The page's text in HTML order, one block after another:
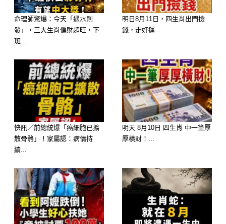
選擇 B：鮮蝦粉絲煲 ——【財運：偏
財極旺，驚喜不斷】
性格： 你靈活聰明，反應快，喜歡新
奇事物。粉絲吸滿了精華，代表你擅長
整合資源。
命理師驚爆：今天「遇水則
發」，三大生肖偏財超旺，下
班...
明日8月11日，四生肖出門撿
錢，走好運...
快訊／前總統爆「癌細胞已擴
散骨骼」！家屬認：病情持
續...
明天 8月10日 四生肖 中一筆厚
厚橫財！...